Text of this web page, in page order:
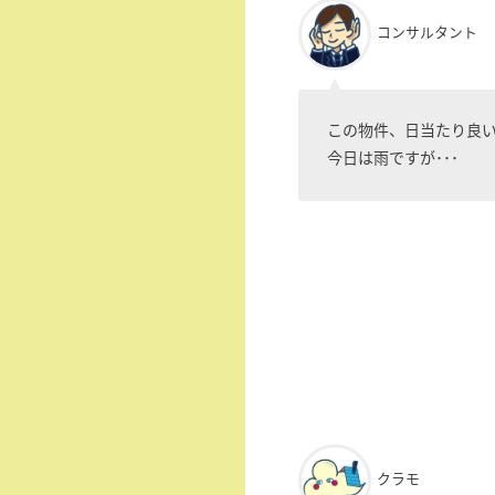
コンサルタント
この物件、日当たり良
今日は雨ですが･･･
クラモ